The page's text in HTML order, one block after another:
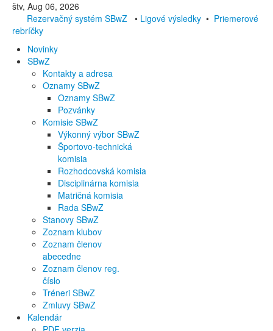
štv, Aug 06, 2026
Rezervačný systém SBwZ • Ligové výsledky • Priemerové
rebríčky
Novinky
SBwZ
Kontakty a adresa
Oznamy SBwZ
Oznamy SBwZ
Pozvánky
Komisie SBwZ
Výkonný výbor SBwZ
Športovo-technická
komisia
Rozhodcovská komisia
Disciplinárna komisia
Matričná komisia
Rada SBwZ
Stanovy SBwZ
Zoznam klubov
Zoznam členov
abecedne
Zoznam členov reg.
číslo
Tréneri SBwZ
Zmluvy SBwZ
Kalendár